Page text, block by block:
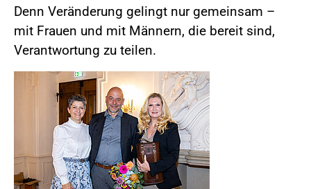
Denn Veränderung gelingt nur gemeinsam –
mit Frauen und mit Männern, die bereit sind,
Verantwortung zu teilen.